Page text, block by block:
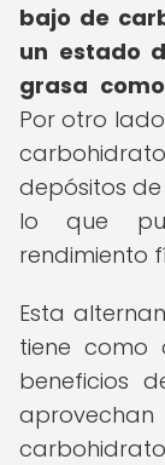
bajo de
un estado
grasa
Por otro
depósitos
lo que
rendimiento
Esta
tiene como
beneficios